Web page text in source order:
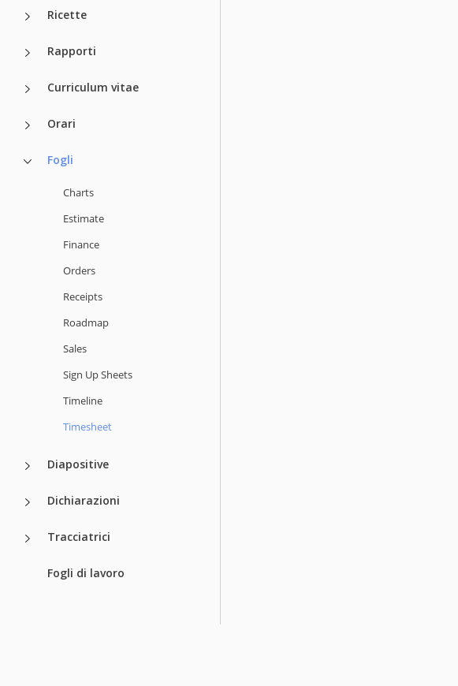
Ricette
Rapporti
Curriculum vitae
Orari
Fogli
Charts
Estimate
Finance
Orders
Receipts
Roadmap
Sales
Sign Up Sheets
Timeline
Timesheet
Diapositive
Dichiarazioni
Tracciatrici
Fogli di lavoro